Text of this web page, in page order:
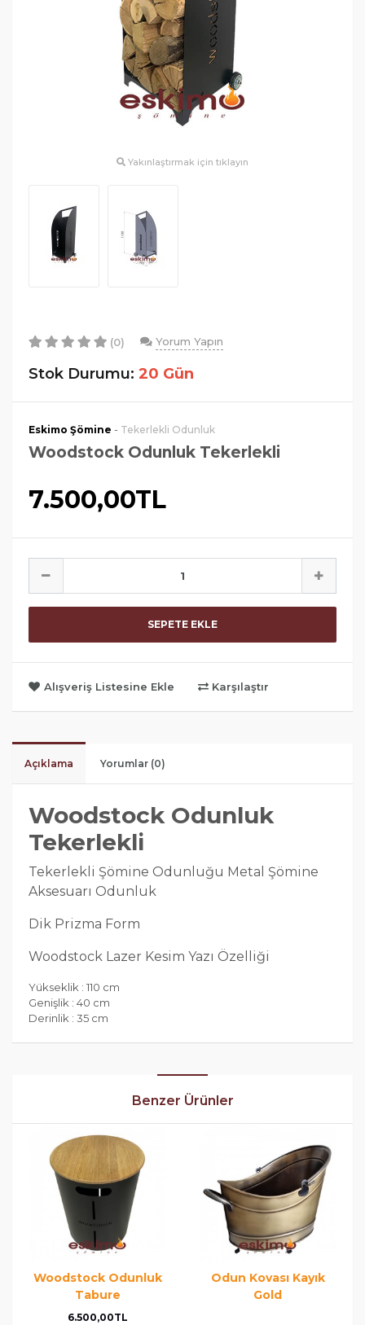
Yakınlaştırmak için tıklayın
(0) Yorum Yapın
Stok Durumu: 20 Gün
Eskimo Şömine - Tekerlekli Odunluk
Woodstock Odunluk Tekerlekli
7.500,00TL
SEPETE EKLE
Alışveriş Listesine Ekle Karşılaştır
Açıklama Yorumlar (0)
Woodstock Odunluk
Tekerlekli
Tekerlekli Şömine Odunluğu Metal Şömine
Aksesuarı Odunluk
Dik Prizma Form
Woodstock Lazer Kesim Yazı Özelliği
Yükseklik : 110 cm
Genişlik : 40 cm
Derinlik : 35 cm
Benzer Ürünler
Woodstock Odunluk
Tabure
6.500,00TL
Odun Kovası Kayık
Gold